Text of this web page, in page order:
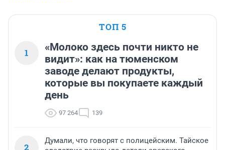
ТОП 5
1
«Молоко здесь почти никто не
видит»: как на тюменском
заводе делают продукты,
которые вы покупаете каждый
день
97 264 139
2
Думали, что говорят с полицейским. Тайское